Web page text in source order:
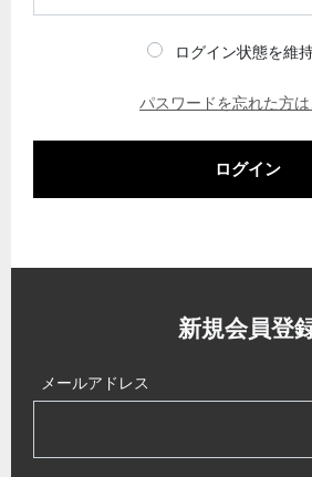
ログイン状態を維
パスワードを忘れた方
ログイン
新規会員登
メールアドレス